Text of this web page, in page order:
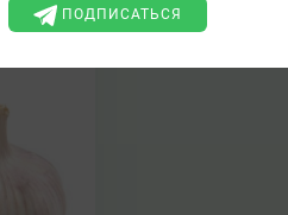
ПОДПИСАТЬСЯ